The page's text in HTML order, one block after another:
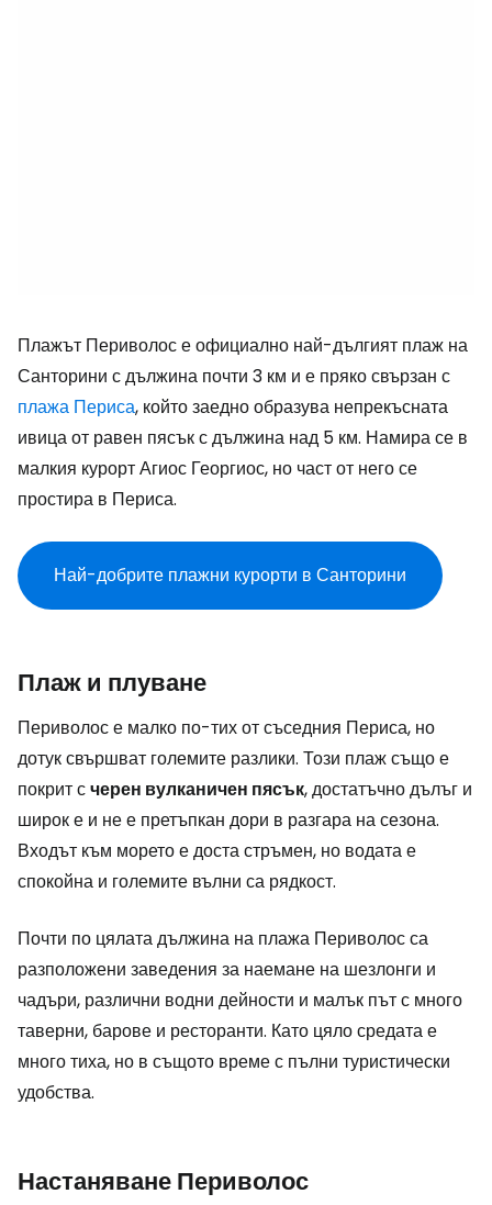
Плажът Периволос е официално най-дългият плаж на
Санторини с дължина почти 3 км и е пряко свързан с
плажа Периса, който заедно образува непрекъсната
ивица от равен пясък с дължина над 5 км. Намира се в
малкия курорт Агиос Георгиос, но част от него се
простира в Периса.
Най-добрите плажни курорти в Санторини
Плаж и плуване
Периволос е малко по-тих от съседния Периса, но
дотук свършват големите разлики. Този плаж също е
покрит счерен вулканичен пясък, достатъчно дълъг и
широк е и не е претъпкан дори в разгара на сезона.
Входът към морето е доста стръмен, но водата е
спокойна и големите вълни са рядкост.
Почти по цялата дължина на плажа Периволос са
разположени заведения за наемане на шезлонги и
чадъри, различни водни дейности и малък път с много
таверни, барове и ресторанти. Като цяло средата е
много тиха, но в същото време с пълни туристически
удобства.
Настаняване Периволос